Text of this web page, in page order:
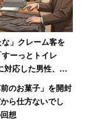
な」クレーム客を
ーっとトイレ
応した男性、店
”に呆れ果てる
のお菓子」を開封
ら仕方ないでし
想